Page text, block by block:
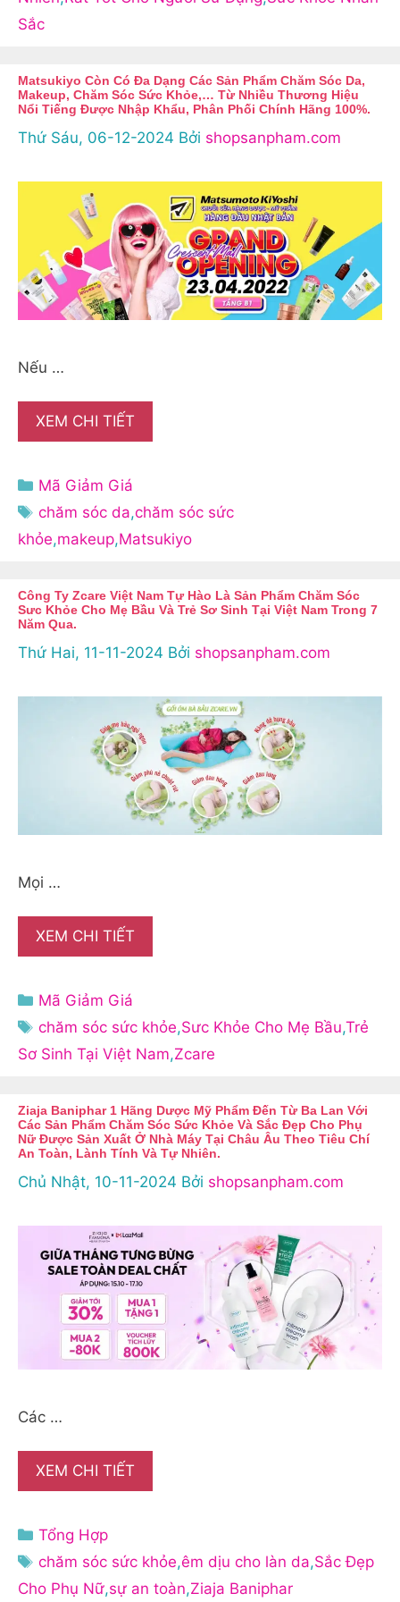
Sắc
Matsukiyo Còn Có Đa Dạng Các Sản Phẩm Chăm Sóc Da,
Makeup, Chăm Sóc Sức Khỏe,… Từ Nhiều Thương Hiệu
Nổi Tiếng Được Nhập Khẩu, Phân Phối Chính Hãng 100%.
Thứ Sáu, 06-12-2024 Bởi shopsanpham.com
Nếu …
XEM CHI TIẾT
Danh
mục
Mã Giảm Giá
Thẻ
chăm sóc da,chăm sóc sức
khỏe,makeup,Matsukiyo
Công Ty Zcare Việt Nam Tự Hào Là Sản Phẩm Chăm Sóc
Sưc Khỏe Cho Mẹ Bầu Và Trẻ Sơ Sinh Tại Việt Nam Trong 7
Năm Qua.
Thứ Hai, 11-11-2024 Bởi shopsanpham.com
Mọi …
XEM CHI TIẾT
Danh
mục
Mã Giảm Giá
Thẻ
chăm sóc sức khỏe,Sưc Khỏe Cho Mẹ Bầu,Trẻ
Sơ Sinh Tại Việt Nam,Zcare
Ziaja Baniphar 1 Hãng Dược Mỹ Phẩm Đến Từ Ba Lan Với
Các Sản Phẩm Chăm Sóc Sức Khỏe Và Sắc Đẹp Cho Phụ
Nữ Được Sản Xuất Ở Nhà Máy Tại Châu Âu Theo Tiêu Chí
An Toàn, Lành Tính Và Tự Nhiên.
Chủ Nhật, 10-11-2024 Bởi shopsanpham.com
Các …
XEM CHI TIẾT
Danh
mục
Tổng Hợp
Thẻ
chăm sóc sức khỏe,êm dịu cho làn da,Sắc Đẹp
Cho Phụ Nữ,sự an toàn,Ziaja Baniphar